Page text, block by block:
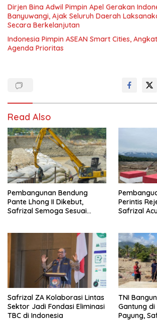
Dirjen Bina Adwil Pimpin Apel Gerakan
Banyuwangi, Ajak Seluruh Daerah
Secara Berkelanjutan
Indonesia Pimpin ASEAN Smart Cities,
Agenda Prioritas
Read Also
Pembangunan Bendung
Pante Lhong II Dikebut,
Safrizal Semoga Sesuai
Perintis
Safrizal
Safrizal ZA Kolaborasi Lintas
Sektor Jadi Fondasi Eliminasi
TBC di Indonesia
TNI
Gantung
Payung,